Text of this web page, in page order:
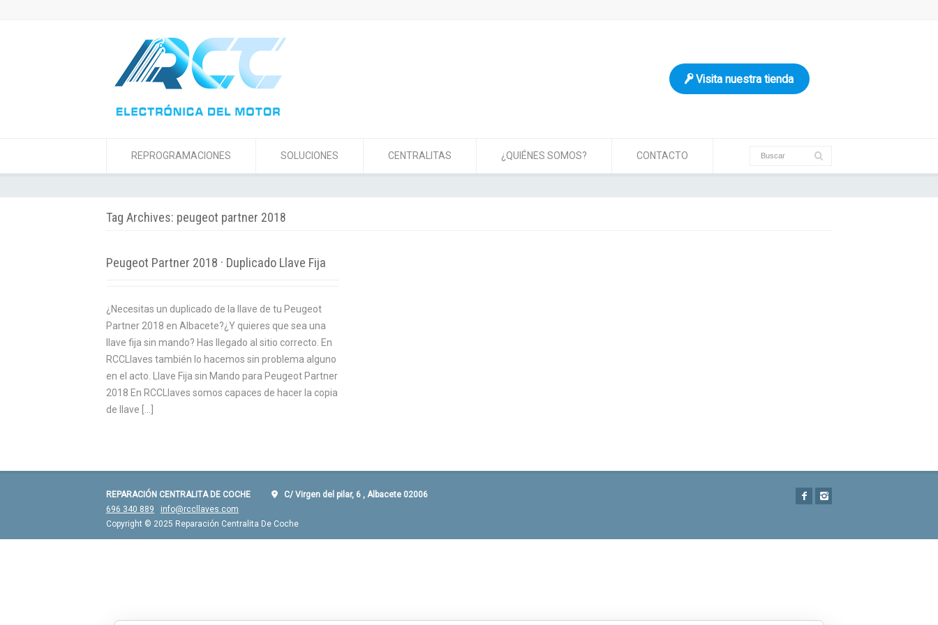
Visita nuestra tienda
REPROGRAMACIONES SOLUCIONES CENTRALITAS ¿QUIÉNES SOMOS? CONTACTO
Tag Archives: peugeot partner 2018
Peugeot Partner 2018 · Duplicado Llave Fija
¿Necesitas un duplicado de la llave de tu Peugeot
Partner 2018 en Albacete?¿Y quieres que sea una
llave fija sin mando? Has llegado al sitio correcto. En
RCCLlaves también lo hacemos sin problema alguno
en el acto. Llave Fija sin Mando para Peugeot Partner
2018 En RCCLlaves somos capaces de hacer la copia
de llave […]
REPARACIÓN CENTRALITA DE COCHE
C/ Virgen del pilar, 6 , Albacete 02006
696 340 889
info@rccllaves.com
Copyright © 2025 Reparación Centralita De Coche